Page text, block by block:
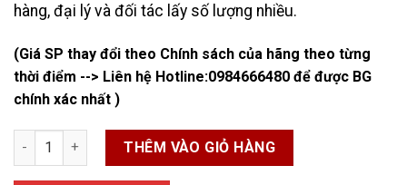
hàng, đại lý và đối tác lấy số lượng nhiều.
(Giá SP thay đổi theo Chính sách của hãng theo từng
thời điểm --> Liên hệ Hotline:0984666480 để được BG
chính xác nhất )
Đồng Hồ Sensus số lượngTHÊM VÀO GIỎ HÀNG